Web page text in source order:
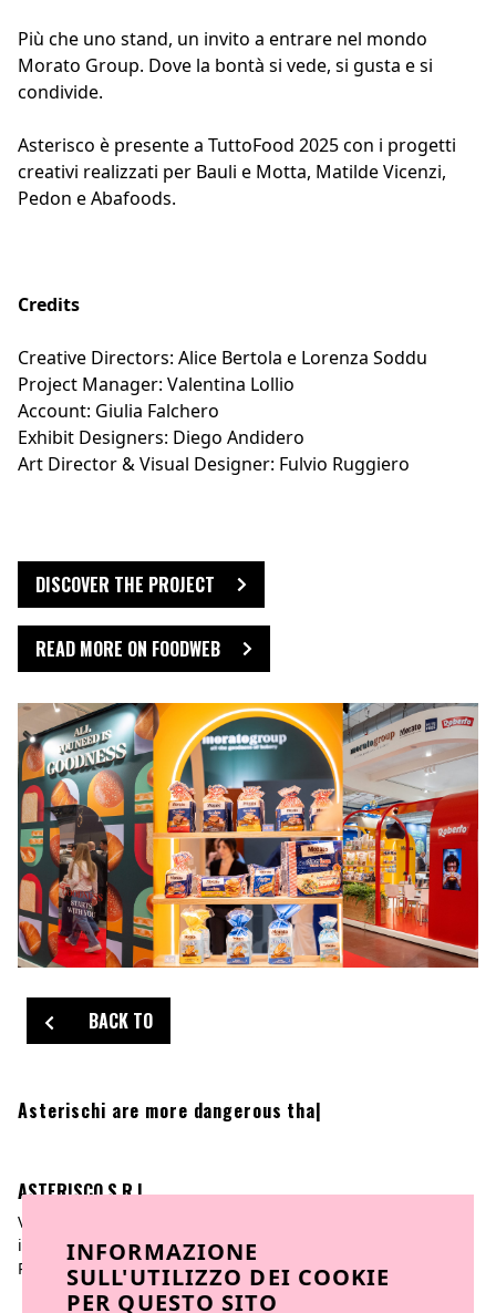
Più che uno stand, un invito a entrare nel mondo
Morato Group. Dove la bontà si vede, si gusta e si
condivide.
Asterisco è presente a TuttoFood 2025 con i progetti
creativi realizzati per Bauli e Motta, Matilde Vicenzi,
Pedon e Abafoods.
Credits
Creative Directors: Alice Bertola e Lorenza Soddu
Project Manager: Valentina Lollio
Account: Giulia Falchero
Exhibit Designers: Diego Andidero
Art Director & Visual Designer: Fulvio Ruggiero
DISCOVER THE PROJECT
READ MORE ON FOODWEB
BACK TO
Wh|
ASTERISCO S.R.L
Via Po, 14 | 10123 Torino
info@asteriscocreativeagency.com
P.iva 11217100012
INFORMAZIONE
SULL'UTILIZZO DEI COOKIE
PER QUESTO SITO